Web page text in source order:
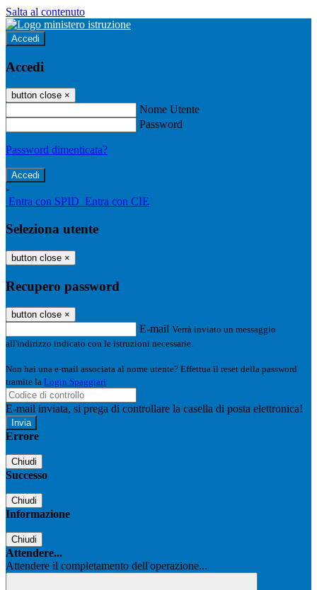
Salta al contenuto
Accedi
Accedi
button close ×
Nome Utente
Password
Password dimenticata?
-
Entra con SPID Entra con CIE
Seleziona utente
button close ×
Recupero password
button close ×
E-mail Verrà inviato un messaggio
all'indirizzo indicato con le istruzioni necessarie.
Non hai una e-mail associata al nome utente? Effettua il reset della password
tramite la Login Spaggiari
E-mail inviata, si prega di controllare la casella di posta elettronica!
Errore
Chiudi
Successo
Chiudi
Informazione
Chiudi
Attendere...
Attendere il completamento dell'operazione...